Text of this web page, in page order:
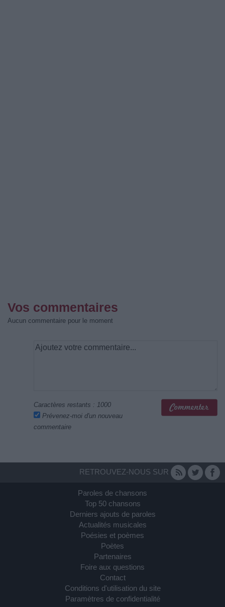
Vos commentaires
Aucun commentaire pour le moment
Caractères restants : 1000
Prévenez-moi d'un nouveau
commentaire
RETROUVEZ-NOUS SUR
Paroles de chansons
Top 50 chansons
Derniers ajouts de paroles
Actualités musicales
Poésies et poèmes
Poètes
Partenaires
Foire aux questions
Contact
Conditions d'utilisation du site
Paramètres de confidentialité